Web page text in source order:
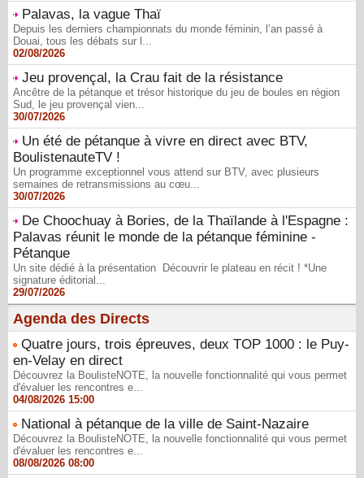
Palavas, la vague Thaï
Depuis les derniers championnats du monde féminin, l’an passé à
Douai, tous les débats sur l...
02/08/2026
Jeu provençal, la Crau fait de la résistance
Ancêtre de la pétanque et trésor historique du jeu de boules en région
Sud, le jeu provençal vien...
30/07/2026
Un été de pétanque à vivre en direct avec BTV,
BoulistenauteTV !
Un programme exceptionnel vous attend sur BTV, avec plusieurs
semaines de retransmissions au cœu...
30/07/2026
De Choochuay à Bories, de la Thaïlande à l'Espagne :
Palavas réunit le monde de la pétanque féminine -
Pétanque
Un site dédié à la présentation Découvrir le plateau en récit ! *Une
signature éditorial...
29/07/2026
Agenda des Directs
Quatre jours, trois épreuves, deux TOP 1000 : le Puy-
en-Velay en direct
Découvrez la BoulisteNOTE, la nouvelle fonctionnalité qui vous permet
d'évaluer les rencontres e...
04/08/2026 15:00
National à pétanque de la ville de Saint-Nazaire
Découvrez la BoulisteNOTE, la nouvelle fonctionnalité qui vous permet
d'évaluer les rencontres e...
08/08/2026 08:00